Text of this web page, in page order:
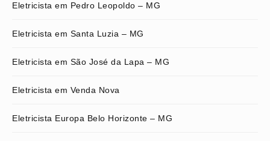
Eletricista em Pedro Leopoldo – MG
Eletricista em Santa Luzia – MG
Eletricista em São José da Lapa – MG
Eletricista em Venda Nova
Eletricista Europa Belo Horizonte – MG